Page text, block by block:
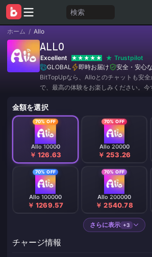
検索
ホーム / Allo
ALLO
Excellent
Trustpilot
GLOBAL
即時お届け
安全・安心
BitTopUpなら、Alloとのチャットも安
で、最高の体験をお楽しみください。
金額を選択
70% OFF
Allo 10000
￥ 126.63
70% OFF
Allo 20000
￥ 253.26
70% OFF
Allo 100000
￥ 1269.57
70% OFF
Allo 200000
￥ 2540.78
さらに表示 +3
チャージ情報